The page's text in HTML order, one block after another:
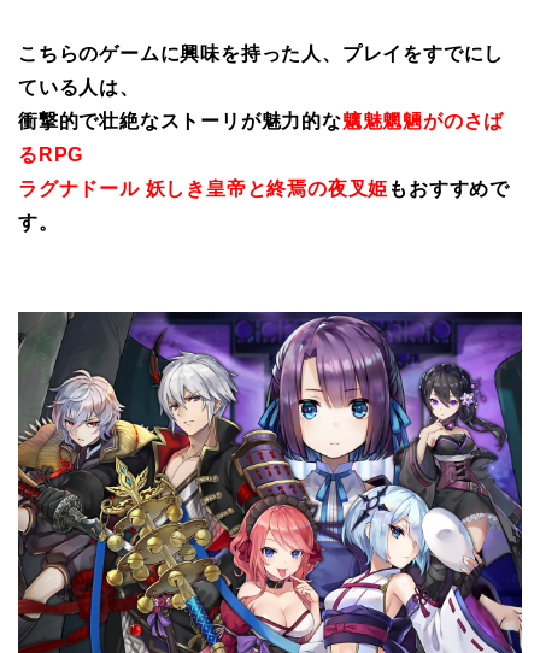
こちらのゲームに興味を持った人、プレイをすでにし
ている人は、
衝撃的で壮絶なストーリが魅力的な魑魅魍魎がのさば
るRPG
ラグナドール 妖しき皇帝と終焉の夜叉姫 もおすすめで
す。